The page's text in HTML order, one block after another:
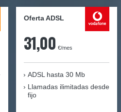
Oferta ADSL
31,00 €/mes
ADSL hasta 30 Mb
Llamadas ilimitadas desde
fijo